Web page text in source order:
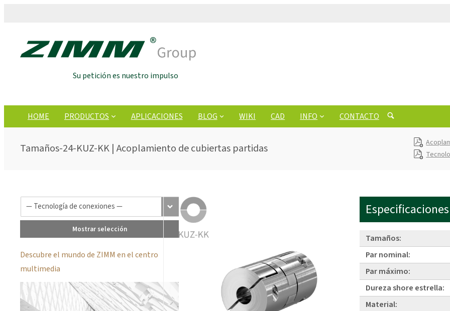
Su petición es nuestro impulso
HOME PRODUCTOS APLICACIONES BLOG WIKI CAD INFO CONTACTO
Tamaños-24-KUZ-KK | Acoplamiento de cubiertas partidas
Mostrar selección
Descubre el mundo de ZIMM en el centro
multimedia
Tamaños:
Par nominal:
Par máximo:
Dureza shore estrella:
Material: